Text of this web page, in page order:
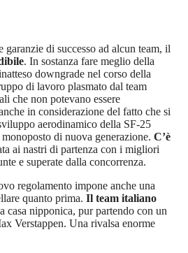
di successo ad alcun team, il
. In sostanza fare meglio della
downgrade nel corso della
di lavoro plasmato dal team
che non potevano essere
in considerazione del fatto che si
aerodinamico della SF-25
di nuova generazione. C’è
ai nastri di partenza con i migliori
e superate dalla concorrenza.
regolamento impone anche una
quanto prima. Il team italiano
nipponica, pur partendo con un
Verstappen. Una rivalsa enorme